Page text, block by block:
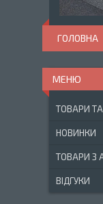
ГОЛОВНА
ТОВАРИ
НОВИНКИ
ТОВАРИ З
ВІДГУКИ